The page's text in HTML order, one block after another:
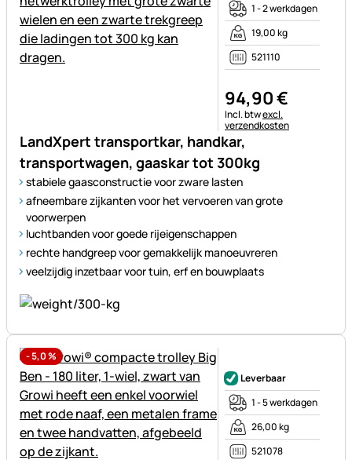
LandXpert transportkar, handkar,
transportwagen, gaaskar tot 300kg
stabiele gaasconstructie voor zware lasten
afneembare zijkanten voor het vervoeren van grote
voorwerpen
luchtbanden voor goede rijeigenschappen
rechte handgreep voor gemakkelijk manoeuvreren
veelzijdig inzetbaar voor tuin, erf en bouwplaats
1 - 2 werkdagen
19,00 kg
521110
94,90€
Belastinginformatie:
Incl. btwexcl.
verzendkosten
-5,0%
Leverbaar
1 - 5 werkdagen
26,00 kg
521078